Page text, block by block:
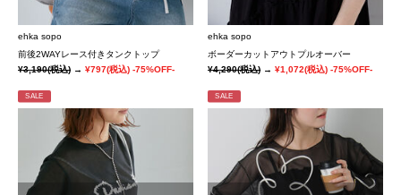
ehka sopo
前後2WAYレース付きタンクトップ
¥3,190(税込) → ¥797(税込) -75%OFF-
ehka sopo
ボーダーカットアウトプルオーバー
¥4,290(税込)→¥1,072(税込) -75%OFF-
SALE SALE